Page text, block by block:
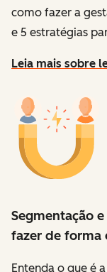
como fazer a
e 5 estratégias
Leia mais sobre
Segmentação
fazer de forma
Entenda o que é